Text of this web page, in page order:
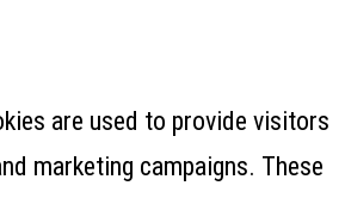
are used to provide visitors
marketing campaigns. These